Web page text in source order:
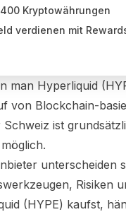
Kryptowährungen
verdienen mit
man Hyperliquid
von Blockchain-
Schweiz ist
unterscheiden
Risiken
(HYPE) kaufst,